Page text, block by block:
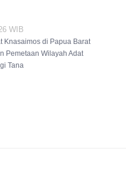
WIB
Knasaimos di Papua Barat
Pemetaan Wilayah Adat
Tana